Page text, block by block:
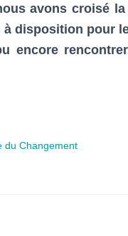
avons croisé
à disposition pour
encore
du Changement